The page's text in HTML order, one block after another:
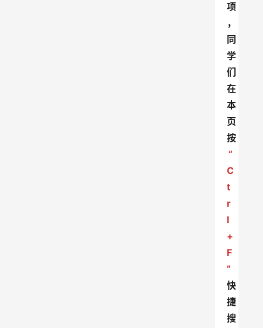
项
，
同
学
们
在
本
页
按
“
C
t
r
l
+
F
”
快
捷
搜